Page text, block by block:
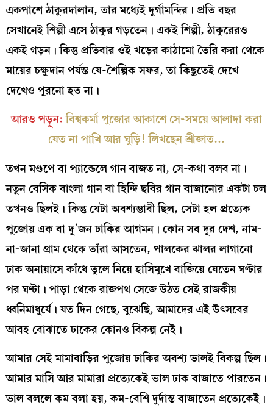
একপাশে ঠাকুরদালান, তার মধ্যেই দুর্গামন্দির। প্রতি বছর
সেখানেই শিল্পী এসে ঠাকুর গড়তেন। একই শিল্পী, ঠাকুরেরও
একই গড়ন। কিন্তু প্রতিবার ওই খড়ের কাঠামো তৈরি করা থেকে
মায়ের চক্ষুদান পর্যন্ত যে-শৈল্পিক সফর, তা কিছুতেই দেখে
দেখেও পুরনো হত না।
আরও পড়ুন:বিশ্বকর্মা পুজোর আকাশে সে-সময়ে আলাদা করা
যেত না পাখি আর ঘুড়ি! লিখছেন শ্রীজাত…
তখন মণ্ডপে বা প্যান্ডেলে গান বাজত না, সে-কথা বলব না।
নতুন বেসিক বাংলা গান বা হিন্দি ছবির গান বাজানোর একটা চল
তখনও ছিলই। কিন্তু যেটা অবশ্যম্ভাবী ছিল, সেটা হল প্রত্যেক
পুজোয় এক বা দু’জন ঢাকির আগমন। কোন সব দূর দেশ, নাম-
না-জানা গ্রাম থেকে তাঁরা আসতেন, পালকের ঝালর লাগানো
ঢাক অনায়াসে কাঁধে তুলে নিয়ে হাসিমুখে বাজিয়ে যেতেন ঘণ্টার
পর ঘণ্টা। পাড়া থেকে রাজপথ সেজে উঠত সেই রাজকীয়
ধ্বনিমাধুর্যে। যত দিন গেছে, বুঝেছি, আমাদের এই উৎসবের
আবহ বোঝাতে ঢাকের কোনও বিকল্প নেই।
আমার সেই মামাবাড়ির পুজোয় ঢাকির অবশ্য ভালই বিকল্প ছিল।
আমার মাসি আর মামারা প্রত্যেকেই ভাল ঢাক বাজাতে পারতেন।
ভাল বললে কম বলা হয়, কম-বেশি দুর্দান্ত বাজাতেন প্রত্যেকেই।